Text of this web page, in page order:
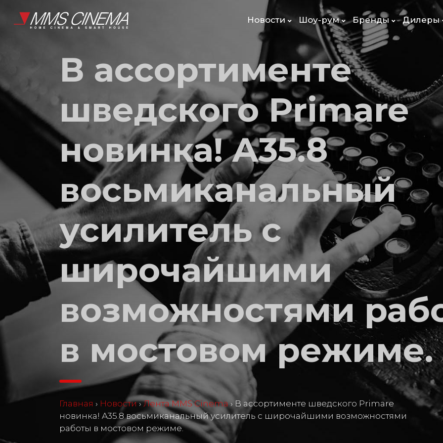
Новости Шоу-рум Бренды Дилеры
В ассортименте
шведского Primare
новинка! A35.8
восьмиканальный
усилитель с
широчайшими
возможностями
в мостовом режиме.
Главная › Новости › Лента MMS Cinema › В ассортименте шведского Primare
новинка! A35.8 восьмиканальный усилитель с широчайшими возможностями
работы в мостовом режиме.